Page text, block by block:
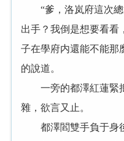
“爹，洛岚府這次總
出手？我倒是想要看看
子在學府内還能不能那
的說道。
一旁的都澤紅蓮緊
雜，欲言又止。
都澤閻雙手負于身後